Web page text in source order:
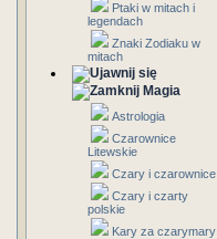
Ptaki w mitach i
legendach
Znaki Zodiaku w
mitach
Magia
Astrologia
Czarownice
Litewskie
Czary i czarownice
Czary i czarty
polskie
Kary za czarymary